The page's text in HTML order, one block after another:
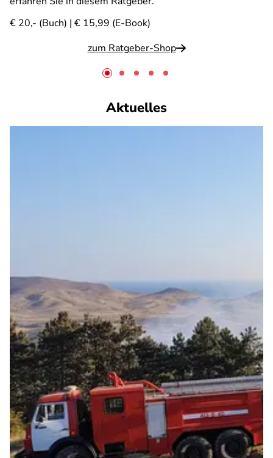
€ 20,- (Buch) | € 15,99 (E-Book)
zum Ratgeber-Shop
Aktuelles